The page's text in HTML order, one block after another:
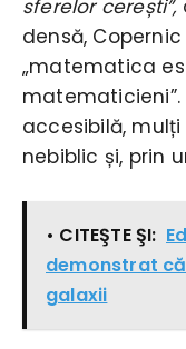
sferelor cerești”,
densă,
„matematica
accesibilă,
nebiblic și, prin
• CITEŞTE ŞI:
demonstrat
galaxii